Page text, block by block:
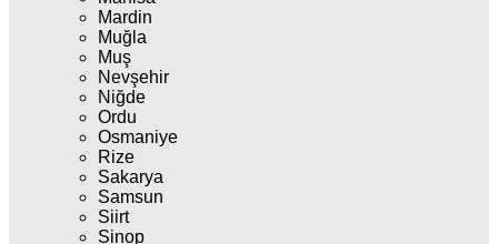
Mardin
Muğla
Muş
Nevşehir
Niğde
Ordu
Osmaniye
Rize
Sakarya
Samsun
Siirt
Sinop